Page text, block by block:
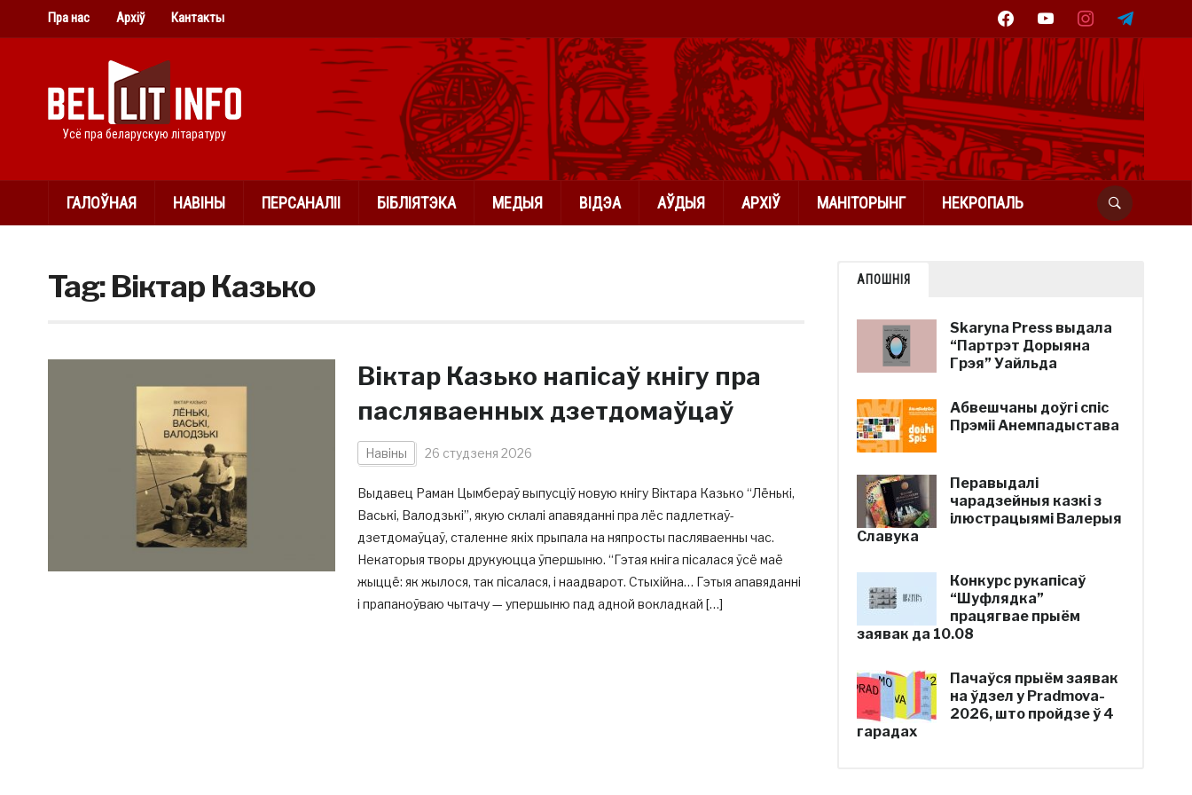
facebookyoutube instagramtelegram
Пра нас Архіў Кантакты
Усё пра беларускую літаратуру
ГАЛОЎНАЯ НАВІНЫ ПЕРСАНАЛІІ БІБЛІЯТЭКА МЕДЫЯ ВІДЭА АЎДЫЯ АРХІЎ МАНІТОРЫНГ НЕКРОПАЛЬ
Tag:Віктар Казько
Віктар Казько напісаў кнігу пра
пасляваенных дзетдомаўцаў
Навіны 26 студзеня 2026
Выдавец Раман Цымбераў выпусціў новую кнігу Віктара Казько “Лёнькі,
Ваські, Валодзькі”, якую склалі апавяданні пра лёс падлеткаў-
дзетдомаўцаў, сталенне якіх прыпала на няпросты пасляваенны час.
Некаторыя творы друкуюцца ўпершыню. “Гэтая кніга пісалася ўсё маё
жыццё: як жылося, так пісалася, і наадварот. Стыхійна… Гэтыя апавяданні
і прапаноўваю чытачу — упершыню пад адной вокладкай […]
АПОШНІЯ
Skaryna Press выдала
“Партрэт Дорыяна
Грэя” Уайльда
Абвешчаны доўгі спіс
Прэміі Анемпадыстава
Перавыдалі
чарадзейныя казкі з
ілюстрацыямі Валерыя
Славука
Конкурс рукапісаў
“Шуфлядка”
працягвае прыём
заявак да 10.08
Пачаўся прыём заявак
на ўдзел у Pradmova-
2026, што пройдзе ў 4
гарадах